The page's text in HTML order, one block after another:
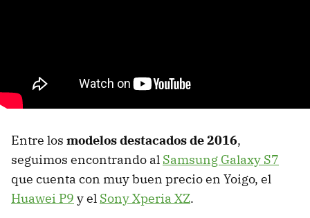
Entre los modelos destacados de 2016,
seguimos encontrando al Samsung Galaxy S7
que cuenta con muy buen precio en Yoigo, el
Huawei P9 y el Sony Xperia XZ.